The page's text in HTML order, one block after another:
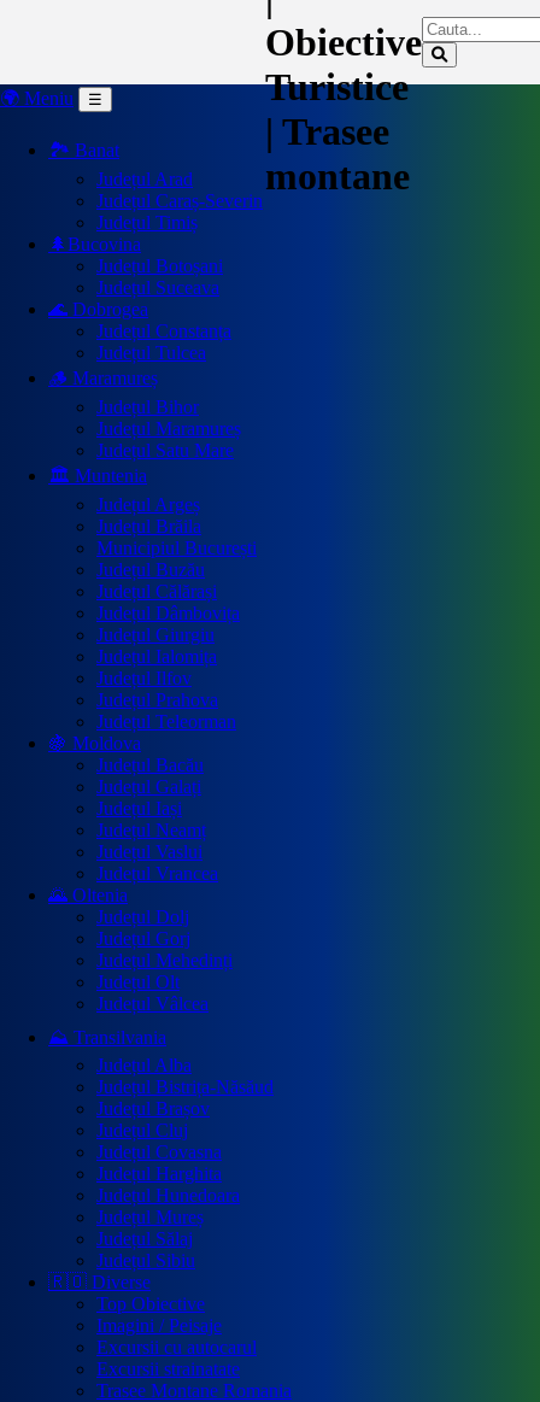
Obiective
Turistice
| Trasee
montane
🌍 Meniu ☰
🏞️ Banat
Județul Arad
Județul Caraș-Severin
Județul Timiș
🌲Bucovina
Județul Botoșani
Județul Suceava
🌊 Dobrogea
Județul Constanța
Județul Tulcea
🪵 Maramureș
Județul Bihor
Județul Maramureș
Județul Satu Mare
🏛️ Muntenia
Județul Argeș
Județul Brăila
Municipiul București
Județul Buzău
Județul Călărași
Județul Dâmbovița
Județul Giurgiu
Județul Ialomița
Județul Ilfov
Județul Prahova
Județul Teleorman
🍇 Moldova
Județul Bacău
Județul Galați
Județul Iași
Județul Neamț
Județul Vaslui
Județul Vrancea
🌄 Oltenia
Județul Dolj
Județul Gorj
Județul Mehedinți
Județul Olt
Județul Vâlcea
⛰️ Transilvania
Județul Alba
Județul Bistrița-Năsăud
Județul Brașov
Județul Cluj
Județul Covasna
Județul Harghita
Județul Hunedoara
Județul Mureș
Județul Sălaj
Județul Sibiu
🇷🇴 Diverse
Top Obiective
Imagini / Peisaje
Excursii cu autocarul
Excursii strainatate
Trasee Montane Romania